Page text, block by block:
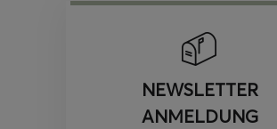
NEWSLETTER
ANMELDUNG